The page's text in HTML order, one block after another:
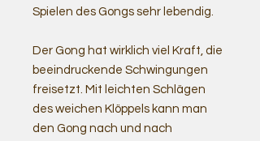
Spielen des Gongs sehr lebendig.
Der Gong hat wirklich viel Kraft, die
beeindruckende Schwingungen
freisetzt. Mit leichten Schlägen
des weichen Klöppels kann man
den Gong nach und nach